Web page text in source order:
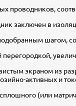
проводников,
заключен в
шагом,
перегородкой,
экраном из
активных и
(или